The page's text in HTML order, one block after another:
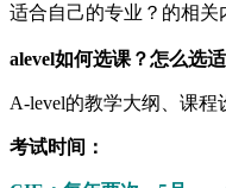
适合自己的专业？的相关
alevel如何选课？怎么选
A-level的教学大纲、课程
考试时间：